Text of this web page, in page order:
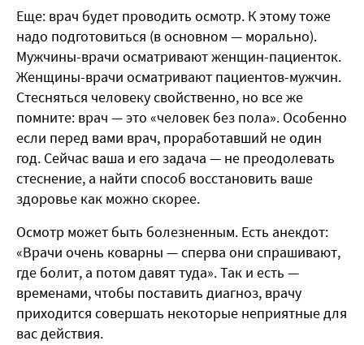
Еще: врач будет проводить осмотр. К этому тоже
надо подготовиться (в основном — морально).
Мужчины-врачи осматривают женщин-пациенток.
Женщины-врачи осматривают пациентов-мужчин.
Стесняться человеку свойственно, но все же
помните: врач — это «человек без пола». Особенно
если перед вами врач, проработавший не один
год. Сейчас ваша и его задача — не преодолевать
стеснение, а найти способ восстановить ваше
здоровье как можно скорее.
Осмотр может быть болезненным. Есть анекдот:
«Врачи очень коварны — сперва они спрашивают,
где болит, а потом давят туда». Так и есть —
временами, чтобы поставить диагноз, врачу
приходится совершать некоторые неприятные для
вас действия.